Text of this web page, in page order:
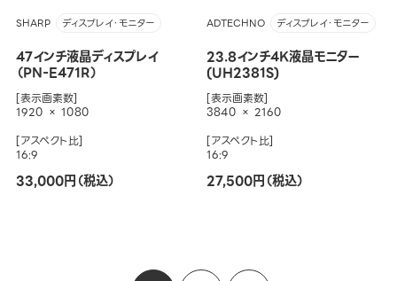
SHARP ディスプレイ・モニター
47インチ液晶ディスプレイ
（PN-E471R）
[表示画素数]
1920 × 1080
[アスペクト比]
16:9
33,000円（税込）
ADTECHNO ディスプレイ・モニター
23.8インチ4K液晶モニター
(UH2381S)
[表示画素数]
3840 × 2160
[アスペクト比]
16:9
27,500円（税込）